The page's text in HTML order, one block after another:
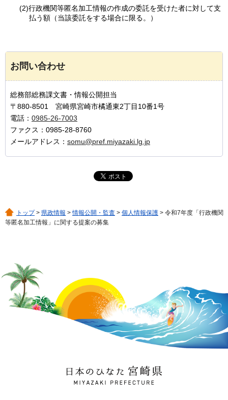
(2)行政機関等匿名加工情報の作成の委託を受けた者に対して支
払う額（当該委託をする場合に限る。）
お問い合わせ
総務部総務課文書・情報公開担当
〒880-8501 宮崎県宮崎市橘通東2丁目10番1号
電話： 0985-26-7003
ファクス：0985-28-8760
メールアドレス： somu@pref.miyazaki.lg.jp
トップ> 県政情報 >情報公開・監査 > 個人情報保護 > 令和7年度「行政機関
等匿名加工情報」に関する提案の募集
日本のひなた 宮崎県
MIYAZAKI PREFECTURE